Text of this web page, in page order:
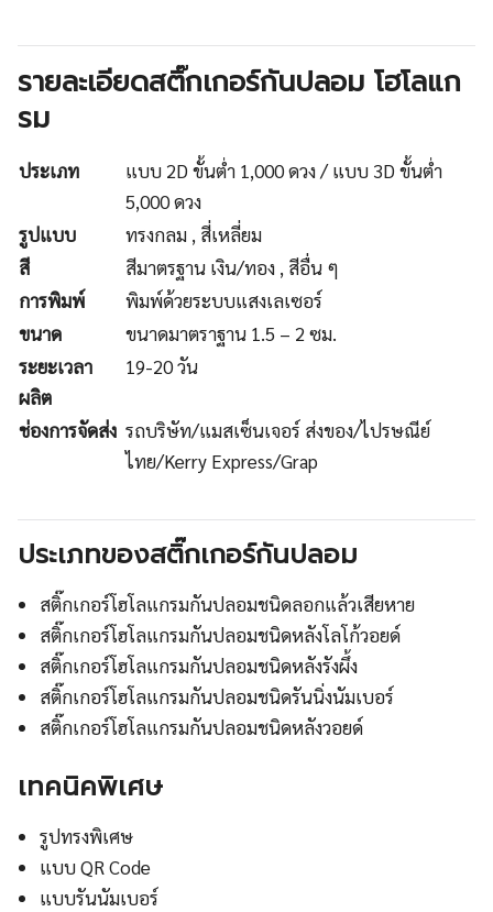
รายละเอียดสติ๊กเกอร์กันปลอม โฮโลแก
รม
ประเภท
แบบ 2D ขั้นต่ำ 1,000 ดวง / แบบ 3D ขั้นต่ำ
5,000 ดวง
รูปแบบ
ทรงกลม , สี่เหลี่ยม
สี
สีมาตรฐาน เงิน/ทอง , สีอื่น ๆ
การพิมพ์
พิมพ์ด้วยระบบแสงเลเซอร์
ขนาด
ขนาดมาตราฐาน 1.5 – 2 ซม.
ระยะเวลา
ผลิต
19-20 วัน
ช่องการจัดส่ง รถบริษัท/แมสเซ็นเจอร์ ส่งของ/ไปรษณีย์
ไทย/Kerry Express/Grap
ประเภทของสติ๊กเกอร์กันปลอม
สติ๊กเกอร์โฮโลแกรมกันปลอมชนิดลอกแล้วเสียหาย
สติ๊กเกอร์โฮโลแกรมกันปลอมชนิดหลังโลโก้วอยด์
สติ๊กเกอร์โฮโลแกรมกันปลอมชนิดหลังรังผึ้ง
สติ๊กเกอร์โฮโลแกรมกันปลอมชนิดรันนิ่งนัมเบอร์
สติ๊กเกอร์โฮโลแกรมกันปลอมชนิดหลังวอยด์
เทคนิคพิเศษ
รูปทรงพิเศษ
แบบ QR Code
แบบรันนัมเบอร์